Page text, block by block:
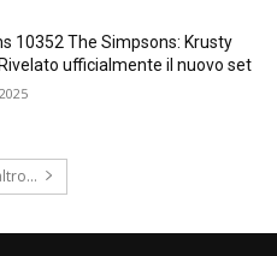
10352 The Simpsons: Krusty
ufficialmente il nuovo set